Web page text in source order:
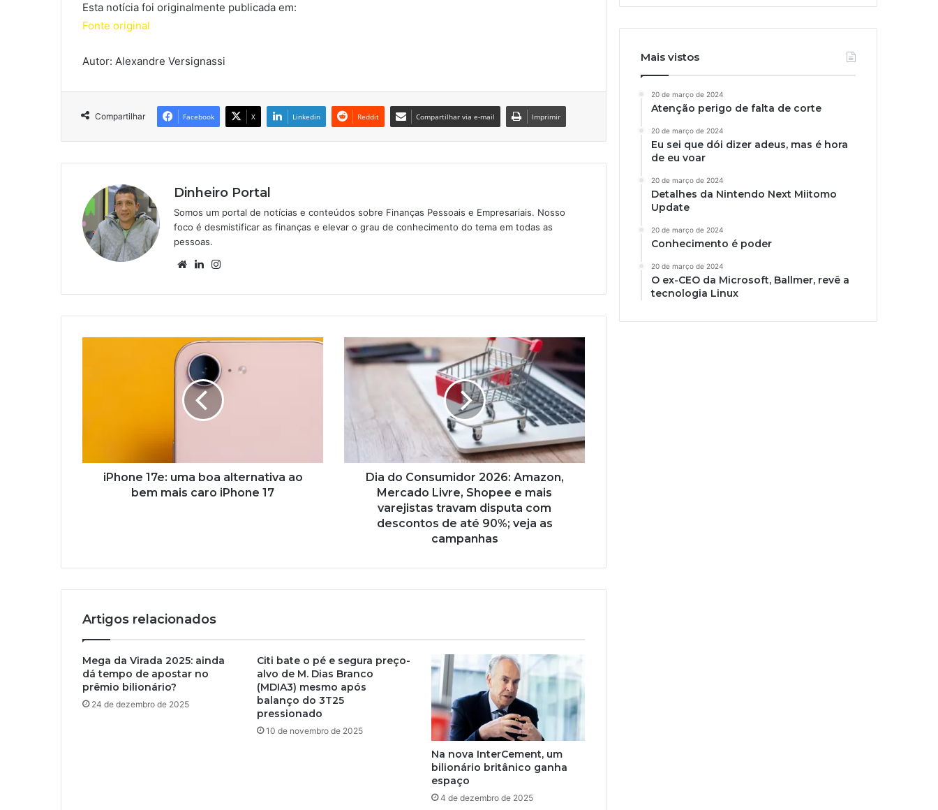
Esta notícia foi originalmente publicada em:
Fonte original
Autor: Alexandre Versignassi
Compartilhar Facebook X Linkedin Reddit Compartilhar via e-mail Imprimir
Dinheiro Portal
Somos um portal de notícias e conteúdos sobre Finanças Pessoais e Empresariais. Nosso
foco é desmistificar as finanças e elevar o grau de conhecimento do tema em todas as
pessoas.
WebsiteLinkedin
iPhone 17e: uma boa alternativa ao
bem mais caro iPhone 17
Dia do Consumidor 2026: Amazon,
Mercado Livre, Shopee e mais
varejistas travam disputa com
descontos de até 90%; veja as
campanhas
Artigos relacionados
Mega da Virada 2025: ainda
dá tempo de apostar no
prêmio bilionário?
24 de dezembro de 2025
Citi bate o pé e segura preço-
alvo de M. Dias Branco
(MDIA3) mesmo após
balanço do 3T25
pressionado
10 de novembro de 2025
Na nova InterCement, um
bilionário britânico ganha
espaço
4 de dezembro de 2025
Mais vistos
20 de março de 2024
Atenção perigo de falta de corte
20 de março de 2024
Eu sei que dói dizer adeus, mas é hora
de eu voar
20 de março de 2024
Detalhes da Nintendo Next Miitomo
Update
20 de março de 2024
Conhecimento é poder
20 de março de 2024
O ex-CEO da Microsoft, Ballmer, revê a
tecnologia Linux